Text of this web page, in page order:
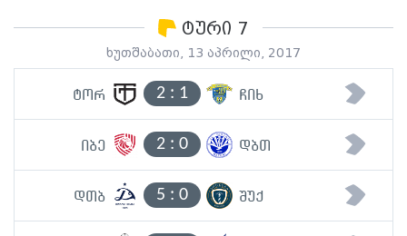
ტური 7
ხუთშაბათი, 13 აპრილი, 2017
ტორ 2: 1 ჩიხ
იბე 2: 0 დბთ
დთბ 5 : 0 შუქ